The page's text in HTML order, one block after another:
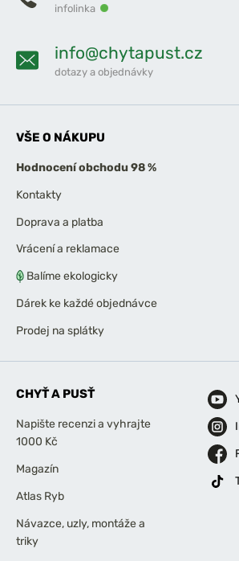
infolinka
info@chytapust.cz
dotazy a objednávky
VŠE O NÁKUPU
Hodnocení obchodu 98 %
Kontakty
Doprava a platba
Vrácení a reklamace
Balíme ekologicky
Dárek ke každé objednávce
Prodej na splátky
CHYŤ A PUSŤ
Napište recenzi a vyhrajte
1000 Kč
Magazín
Atlas Ryb
Návazce, uzly, montáže a
triky